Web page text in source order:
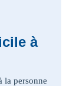
à
la personne